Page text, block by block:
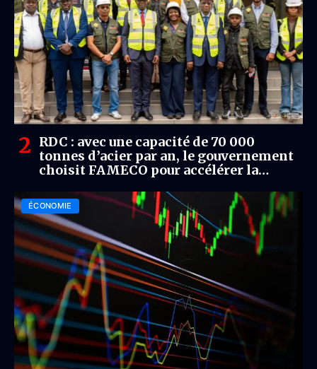
RDC : avec une capacité de 70 000
tonnes d’acier par an, le gouvernement
choisit FAMECO pour accélérer la
ÉCONOMIE